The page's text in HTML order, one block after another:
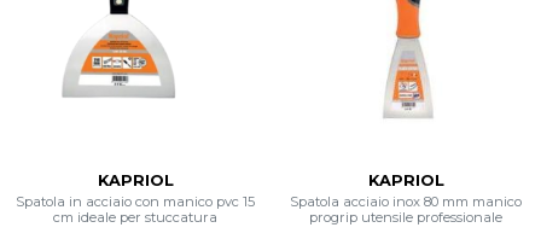
KAPRIOL
Spatola in acciaio con manico pvc 15
cm ideale per stuccatura
KAPRIOL
Spatola acciaio inox 80 mm manico
progrip utensile professionale